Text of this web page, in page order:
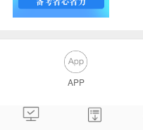
APP